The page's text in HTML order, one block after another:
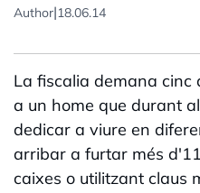
Author|18.06.14
La fiscalia demana
a un home que durant
dedicar a viure en
arribar a furtar més
caixes o utilitzant claus